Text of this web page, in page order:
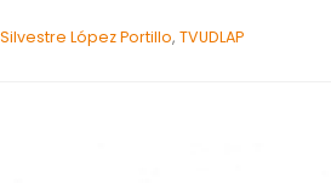
Silvestre López Portillo,TVUDLAP